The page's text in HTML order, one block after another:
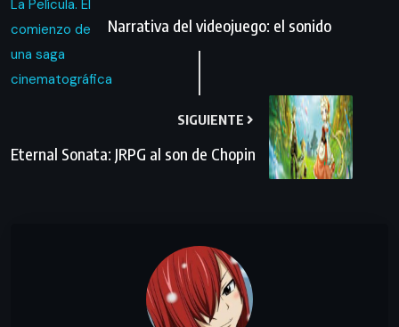
Narrativa del videojuego: el sonido
SIGUIENTE
Eternal Sonata: JRPG al son de Chopin